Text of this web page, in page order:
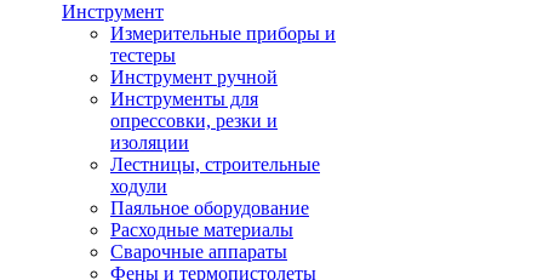
Инструмент
Измерительные приборы и
тестеры
Инструмент ручной
Инструменты для
опрессовки, резки и
изоляции
Лестницы, строительные
ходули
Паяльное оборудование
Расходные материалы
Сварочные аппараты
Фены и термопистолеты